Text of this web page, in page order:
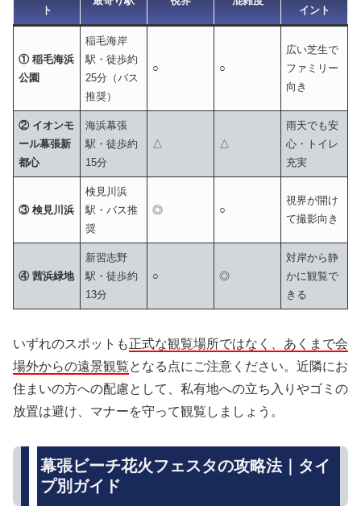
ト
イント
① 稲毛海浜
公園
稲毛海岸
駅・徒歩約
25分（バス
推奨）
○ ○
広い芝生で
ファミリー
向き
② イオンモ
ール幕張新
都心
海浜幕張
駅・徒歩約
15分
△ △
雨天でも安
心・トイレ
充実
③ 検見川浜
検見川浜
駅・バス推
奨
◎ ○
視界が開け
て撮影向き
④ 茜浜緑地
新習志野
駅・徒歩約
13分
○ ◎
対岸から静
かに観覧で
きる
いずれのスポットも正式な観覧場所ではなく、あくまで会
場外からの遠景観覧となる点にご注意ください。近隣にお
住まいの方への配慮として、私有地への立ち入りやゴミの
放置は避け、マナーを守って観覧しましょう。
幕張ビーチ花火フェスタの攻略法｜タイ
プ別ガイド